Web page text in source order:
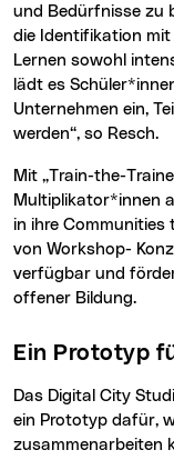
und Bedürfnisse zu
die Identifikation
Lernen sowohl
lädt es
Unternehmen ein,
werden“, so Resch.
Mit „Train-the-Trainer“-Programmen werden zudem
Multiplikator*innen
in ihre Communities
von Workshop-
verfügbar und
offener Bildung.
Ein Prototyp
Das Digital City Studio ist mehr als ein lokales Projekt. Es ist
ein Prototyp dafür,
zusammenarbeiten